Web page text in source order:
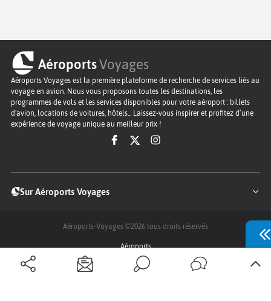
AéroportsVoyages
Aéroports Voyages est la première plateforme de recherche de services liés au
voyage en avion. Nous vous proposons toutes les destinations, les
programmes de vols et les services disponibles pour votre aéroport : billets
d'avion, locations de voitures, hôtels... Laissez-vous inspirer et profitez d’une
expérience de voyage unique au meilleur prix !
Sur Aéroports Voyages
Aéroports-Voyages ©2026 tous droits réservés
Aéroports
Conditions générales
Politique de confidentialité
Questions - Réponses